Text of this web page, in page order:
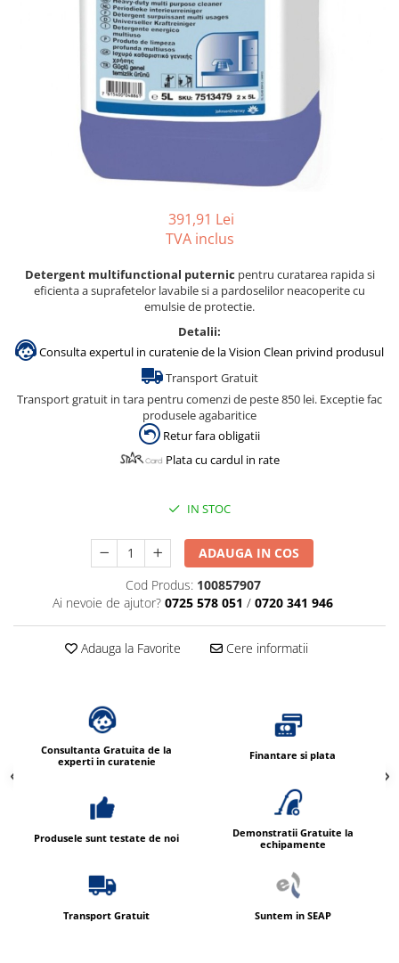
Gama de cosmetice hoteliere
Salvatore Ferragamo
Gama de cosmetice hoteliere Sense
391,91 Lei
TVA inclus
Detergent multifunctional puternic pentru curatarea rapida si
eficienta a suprafetelor lavabile si a pardoselilor neacoperite cu
emulsie de protectie.
Detalii:
Consulta expertul in curatenie de la Vision Clean privind produsul
Transport Gratuit
Transport gratuit in tara pentru comenzi de peste 850 lei. Exceptie fac
produsele agabaritice
Retur fara obligatii
Plata cu cardul in rate
IN STOC
ADAUGA IN COS
Cod Produs: 100857907
Ai nevoie de ajutor? 0725 578 051 / 0720 341 946
Adauga la Favorite Cere informatii
Consultanta Gratuita de la
experti in curatenie
Finantare si plata
Produsele sunt testate de noi
Demonstratii Gratuite la
echipamente
Transport Gratuit Suntem in SEAP